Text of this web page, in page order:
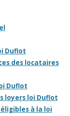
Duflot
des locataires
Duflot
loyers loi Duflot
à la loi